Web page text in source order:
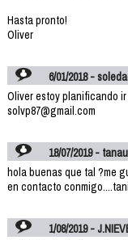
Hasta pronto!
Oliver
6/01/2018 -
Oliver estoy planificando
solvp87@gmail.com
18/07/2019 -
hola buenas que tal ?me
en contacto
1/08/2019 -